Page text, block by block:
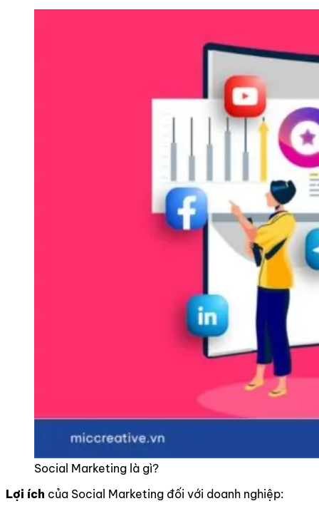
Social Marketing là gì?
Lợi ích của Social Marketing đối với doanh nghiệp: